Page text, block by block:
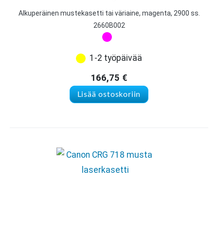
Alkuperäinen mustekasetti tai väriaine, magenta, 2900 ss.
2660B002
1-2 työpäivää
166,75 €
Lisää ostoskoriin